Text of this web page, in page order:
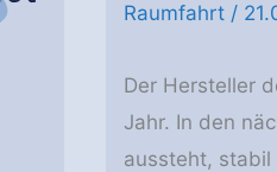
Raumfahrt/
Der Hersteller
Jahr. In den
aussteht, stabil